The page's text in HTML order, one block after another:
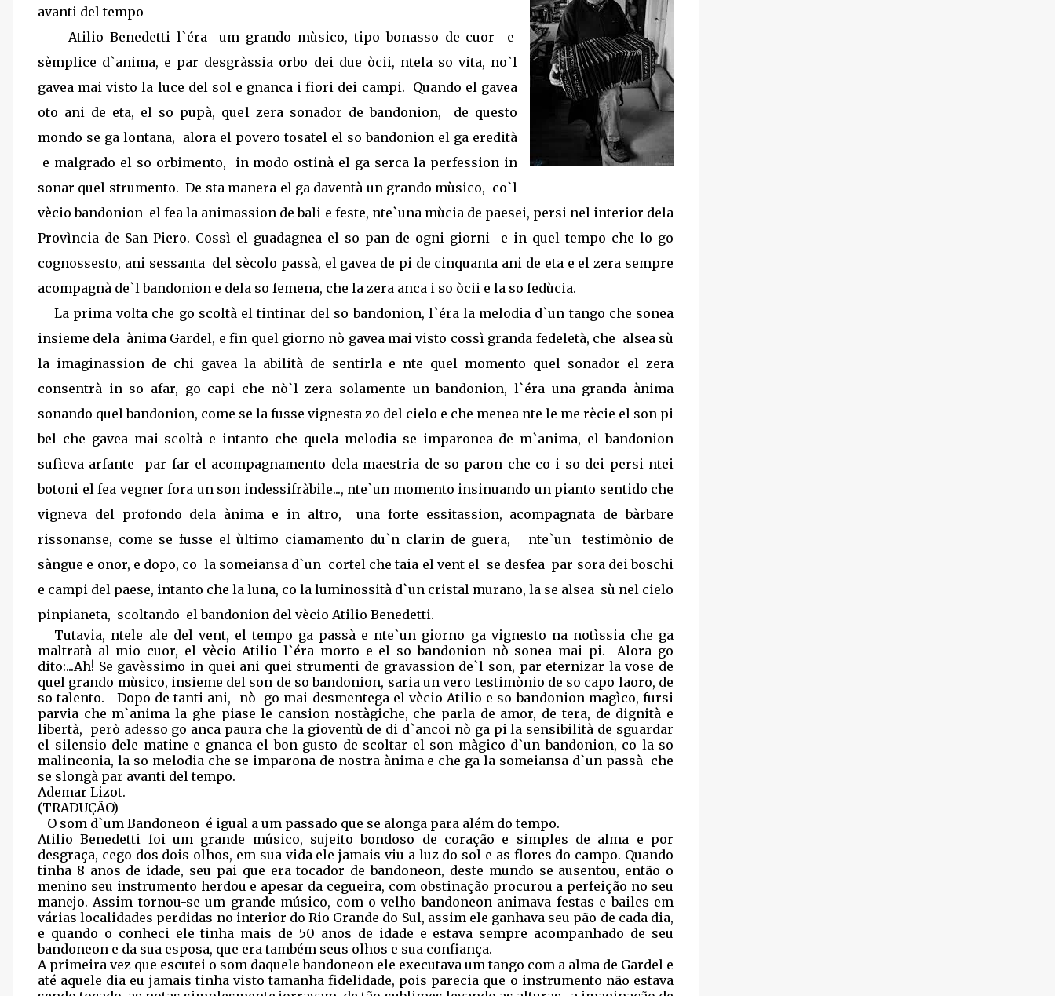
avanti del tempo
Atilio Benedetti l`éra
um grando mùsico, tipo bonasso de cuor
e
sèmplice d`anima, e par desgràssia orbo dei due òcii, ntela so vita, no`l
gavea mai visto la luce del sol e gnanca i fiori dei campi. Quando el gavea
oto ani de eta, el so pupà, quel zera sonador de bandonion,
de questo
mondo se ga lontana, alora el povero tosatel el so bandonion el ga eredità
e malgrado el so orbimento,
in modo ostinà el ga serca la perfession in
sonar quel strumento. De sta manera el ga daventà un grando mùsico, co`l
vècio bandonion el fea la animassion de bali e feste, nte`una mùcia de paesei, persi nel interior dela
Provìncia de San Piero. Cossì el guadagnea el so pan de ogni giorni
e in quel tempo che lo go
cognossesto, ani sessanta del sècolo passà, el gavea de pi de cinquanta ani de eta e el zera sempre
acompagnà de`l bandonion e dela so femena, che la zera anca i so òcii e la so fedùcia.
La prima volta che go scoltà el tintinar del so bandonion, l`éra la melodia d`un tango che sonea
insieme dela ànima Gardel, e fin quel giorno nò gavea mai visto cossì granda fedeletà, che alsea sù
la imaginassion de chi gavea la abilità de sentirla e nte quel momento quel sonador el zera
consentrà in so afar, go capi che nò`l zera solamente un bandonion, l`éra una granda ànima
sonando quel bandonion, come se la fusse vignesta zo del cielo e che menea nte le me rècie el son pi
bel che gavea mai scoltà e intanto che quela melodia se imparonea de m`anima, el bandonion
sufìeva arfante
par far el acompagnamento dela maestria de so paron che co i so dei persi ntei
botoni el fea vegner fora un son indessifràbile..., nte`un momento insinuando un pianto sentido che
vigneva del profondo dela ànima e in altro,
una forte essitassion, acompagnata de bàrbare
rissonanse, come se fusse el ùltimo ciamamento du`n clarin de guera,
nte`un
testimònio de
sàngue e onor, e dopo, co la someiansa d`un cortel che taia el vent el se desfea par sora dei boschi
e campi del paese, intanto che la luna, co la luminossità d`un cristal murano, la se alsea sù nel cielo
pinpianeta, scoltando el bandonion del vècio Atilio Benedetti.
Tutavia, ntele ale del vent, el tempo ga passà e nte`un giorno ga vignesto na notìssia che ga
maltratà al mio cuor, el vècio Atilio l`éra morto e el so bandonion nò sonea mai pi.
Alora go
dito:...Ah! Se gavèssimo in quei ani quei strumenti de gravassion de`l son, par eternizar la vose de
quel grando mùsico, insieme del son de so bandonion, saria un vero testimònio de so capo laoro, de
so talento.
Dopo de tanti ani, nò go mai desmentega el vècio Atilio e so bandonion magìco, fursi
parvia che m`anima la ghe piase le cansion nostàgiche, che parla de amor, de tera, de dignità e
libertà, però adesso go anca paura che la gioventù de di d`ancoi nò ga pi la sensibilità de sguardar
el silensio dele matine e gnanca el bon gusto de scoltar el son màgico d`un bandonion, co la so
malinconia, la so melodia che se imparona de nostra ànima e che ga la someiansa d`un passà che
se slongà par avanti del tempo.
Ademar Lizot.
(TRADUÇÃO)
O som d`um Bandoneon é igual a um passado que se alonga para além do tempo.
Atilio Benedetti foi um grande músico, sujeito bondoso de coração e simples de alma e por
desgraça, cego dos dois olhos, em sua vida ele jamais viu a luz do sol e as flores do campo. Quando
tinha 8 anos de idade, seu pai que era tocador de bandoneon, deste mundo se ausentou, então o
menino seu instrumento herdou e apesar da cegueira, com obstinação procurou a perfeição no seu
manejo. Assim tornou-se um grande músico, com o velho bandoneon animava festas e bailes em
várias localidades perdidas no interior do Rio Grande do Sul, assim ele ganhava seu pão de cada dia,
e quando o conheci ele tinha mais de 50 anos de idade e estava sempre acompanhado de seu
bandoneon e da sua esposa, que era também seus olhos e sua confiança.
A primeira vez que escutei o som daquele bandoneon ele executava um tango com a alma de Gardel e
até aquele dia eu jamais tinha visto tamanha fidelidade, pois parecia que o instrumento não estava